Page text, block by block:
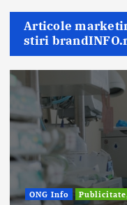
Articole
stiri